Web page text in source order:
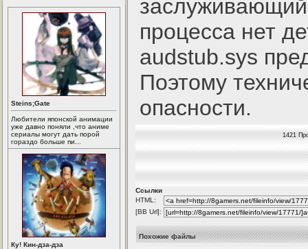
Steins;Gate
Любители японской анимации
уже давно поняли ,что аниме
сериалы могут дать порой
гораздо больше пи...
Ку! Кин-дза-дза
процесса нет
audstub.sys
Поэтому
опасности.
1421
Ссылки
HTML:
[BB Url]:
Похожие файлы